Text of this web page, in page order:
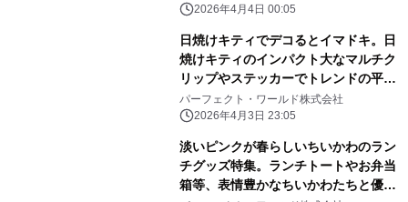
2026年4月4日 00:05
日焼けキティでデコるとイマドキ。日
焼けキティのインパクト大なマルチク
リップやステッカーでトレンドの平成
レトロ感ばっちりです。
パーフェクト・ワールド株式会社
2026年4月3日 23:05
淡いピンクが春らしいちいかわのラン
チグッズ特集。ランチトートやお弁当
箱等、表情豊かなちいかわたちと優し